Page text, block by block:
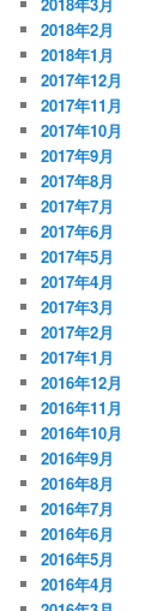
2018年2月
2018年1月
2017年12月
2017年11月
2017年10月
2017年9月
2017年8月
2017年7月
2017年6月
2017年5月
2017年4月
2017年3月
2017年2月
2017年1月
2016年12月
2016年11月
2016年10月
2016年9月
2016年8月
2016年7月
2016年6月
2016年5月
2016年4月